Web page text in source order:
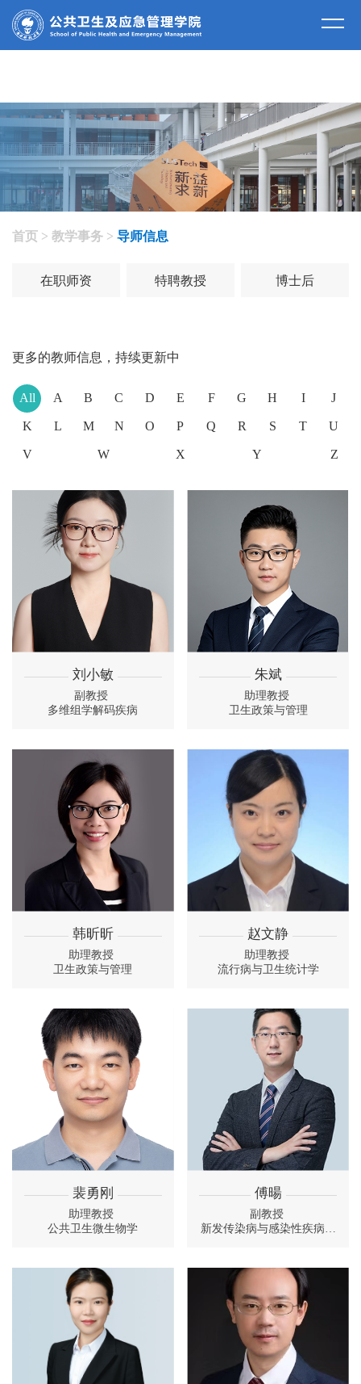
师资队伍
首页 > 教学事务 > 导师信息
在职师资 特聘教授 博士后
更多的教师信息，持续更新中
All A B C D E F G H I J
K L M N O P Q R S T U
V W X Y Z
刘小敏
副教授
多维组学解码疾病
朱斌
助理教授
卫生政策与管理
韩昕昕
助理教授
卫生政策与管理
赵文静
助理教授
流行病与卫生统计学
裴勇刚
助理教授
公共卫生微生物学
傅暘
副教授
新发传染病与感染性疾病预